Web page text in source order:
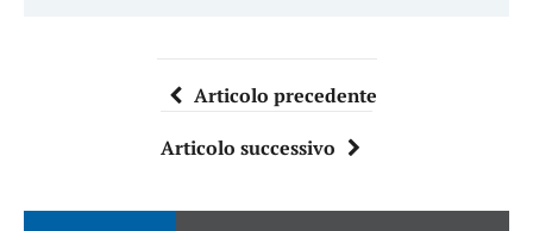
Articolo precedente
Articolo successivo